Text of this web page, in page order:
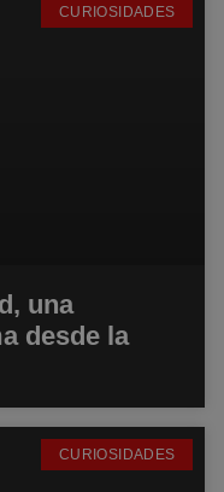
CURIOSIDADES
una
desde la
CURIOSIDADES